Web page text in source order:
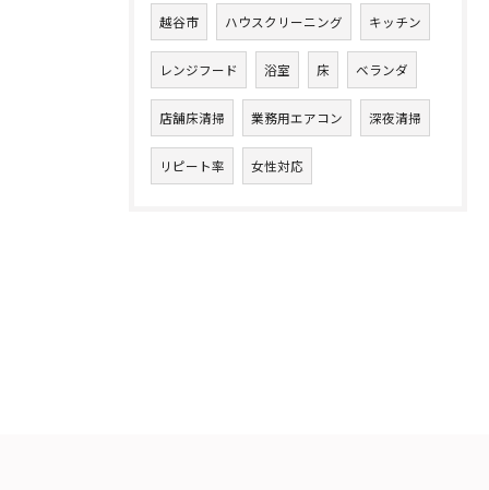
越谷市 ハウスクリーニング キッチン
レンジフード 浴室 床 ベランダ
店舗床清掃 業務用エアコン 深夜清掃
リピート率 女性対応